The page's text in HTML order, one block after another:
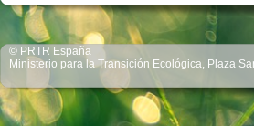
© PRTR España
Ministerio para la Transición Ecológica, Plaza